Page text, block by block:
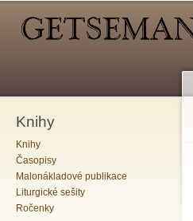
Knihy
Knihy
Časopisy
Malonákladové publikace
Liturgické sešity
Ročenky